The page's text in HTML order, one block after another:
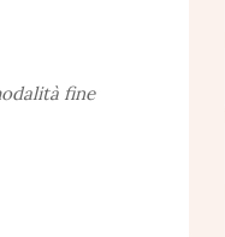
fine